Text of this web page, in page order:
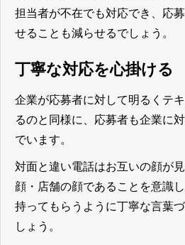
担当者が不在でも対応でき、応
せることも減らせるでしょう。
丁寧な対応を心掛ける
企業が応募者に対して明るくテ
るのと同様に、応募者も企業に
でいます。
対面と違い電話はお互いの顔が
顔・店舗の顔であることを意識
持ってもらうように丁寧な言葉
しょう。